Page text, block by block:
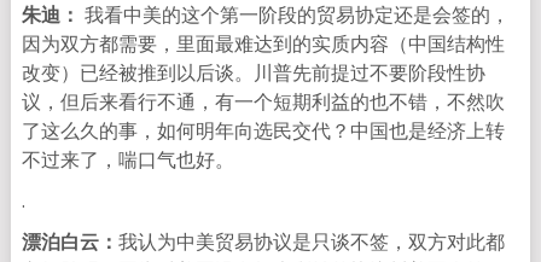
朱迪： 我看中美的这个第一阶段的贸易协定还是会签的，
因为双方都需要，里面最难达到的实质内容（中国结构性
改变）已经被推到以后谈。川普先前提过不要阶段性协
议，但后来看行不通，有一个短期利益的也不错，不然吹
了这么久的事，如何明年向选民交代？中国也是经济上转
不过来了，喘口气也好。
.
漂泊白云： 我认为中美贸易协议是只谈不签，双方对此都